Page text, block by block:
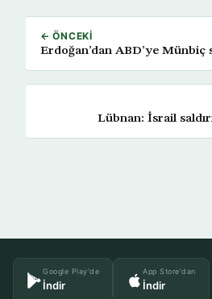
← ÖNCEKI
Erdoğan’dan ABD’ye Münbiç
Lübnan: İsrail
Google Play'de
İndir
App Store'dan
İndir